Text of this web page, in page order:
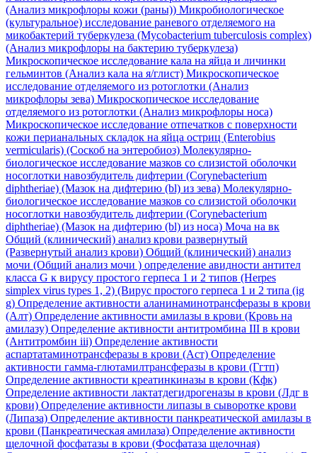
(Анализ микрофлоры кожи (раны)) Микробиологическое
(культуральное) исследование раневого отделяемого на
микобактерий туберкулеза (Mycobacterium tuberculosis complex)
(Анализ микрофлоры на бактерию туберкулеза)
Микроскопическое исследование кала на яйца и личинки
гельминтов (Анализ кала на я/глист) Микроскопическое
исследование отделяемого из ротоглотки (Анализ
микрофлоры зева) Микроскопическое исследование
отделяемого из ротоглотки (Анализ микрофлоры носа)
Микроскопическое исследование отпечатков с поверхности
кожи перианальных складок на яйца остриц (Enterobius
vermicularis) (Соскоб на энтеробиоз) Молекулярно-
биологическое исследование мазков со слизистой оболочки
носоглотки навозбудитель дифтерии (Corynebacterium
diphtheriae) (Мазок на дифтерию (bl) из зева) Молекулярно-
биологическое исследование мазков со слизистой оболочки
носоглотки навозбудитель дифтерии (Corynebacterium
diphtheriae) (Мазок на дифтерию (bl) из носа) Моча на вк
Общий (клинический) анализ крови развернутый
(Развернутый анализ крови) Общий (клинический) анализ
мочи (Общий анализ мочи ) определение авидности антител
класса G к вирусу простого герпеса 1 и 2 типов (Herpes
simplex virus types 1, 2) (Вирус простого герпеса 1 и 2 типа (ig
g) Определение активности аланинаминотрансферазы в крови
(Алт) Определение активности амилазы в крови (Кровь на
амилазу) Определение активности антитромбина III в крови
(Антитромбин iii) Определение активности
аспартатаминотрансферазы в крови (Аст) Определение
активности гамма-глютамилтрансферазы в крови (Ггтп)
Определение активности креатинкиназы в крови (Кфк)
Определение активности лактатдегидрогеназы в крови (Лдг в
крови) Определение активности липазы в сыворотке крови
(Липаза) Определение активности панкреатической амилазы в
крови (Панкреатическая амилаза) Определение активности
щелочной фосфатазы в крови (Фосфатаза щелочная)